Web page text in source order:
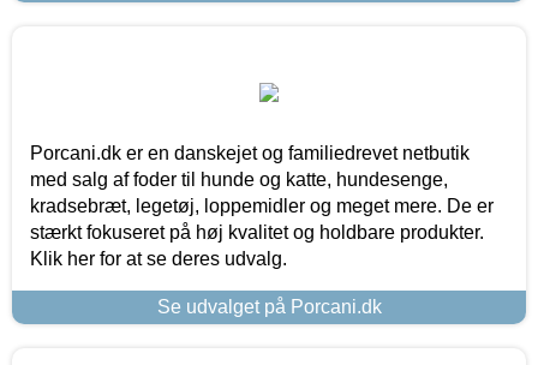
Porcani.dk er en danskejet og familiedrevet netbutik
med salg af foder til hunde og katte, hundesenge,
kradsebræt, legetøj, loppemidler og meget mere. De er
stærkt fokuseret på høj kvalitet og holdbare produkter.
Klik her for at se deres udvalg.
Se udvalget på Porcani.dk